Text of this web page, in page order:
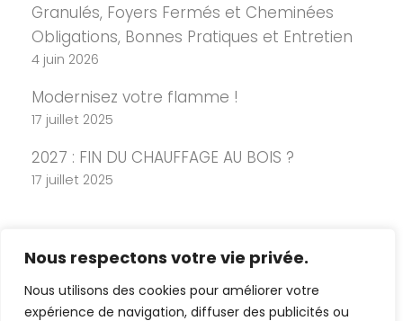
Nous respectons votre vie privée.
Nous utilisons des cookies pour améliorer votre
expérience de navigation, diffuser des publicités ou
Granulés, Foyers Fermés et Cheminées
Obligations, Bonnes Pratiques et Entretien
4 juin 2026
Modernisez votre flamme !
17 juillet 2025
2027 : FIN DU CHAUFFAGE AU BOIS ?
17 juillet 2025